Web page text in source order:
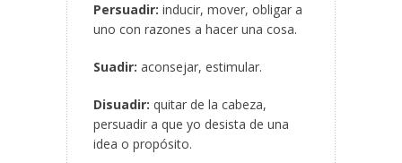
Persuadir: inducir, mover, obligar a
uno con razones a hacer una cosa.
Suadir: aconsejar, estimular.
Disuadir: quitar de la cabeza,
persuadir a que yo desista de una
idea o propósito.